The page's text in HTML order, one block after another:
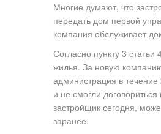
Многие думают, что
передать дом первой
компания обслуживает
Согласно пункту 3
жилья. За новую
администрация в течение
и не смогли
застройщик сегодня,
заранее.